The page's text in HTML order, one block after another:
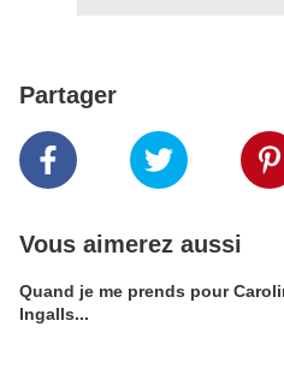
Partager
Vous aimerez aussi
Quand je me prends pour
Ingalls...